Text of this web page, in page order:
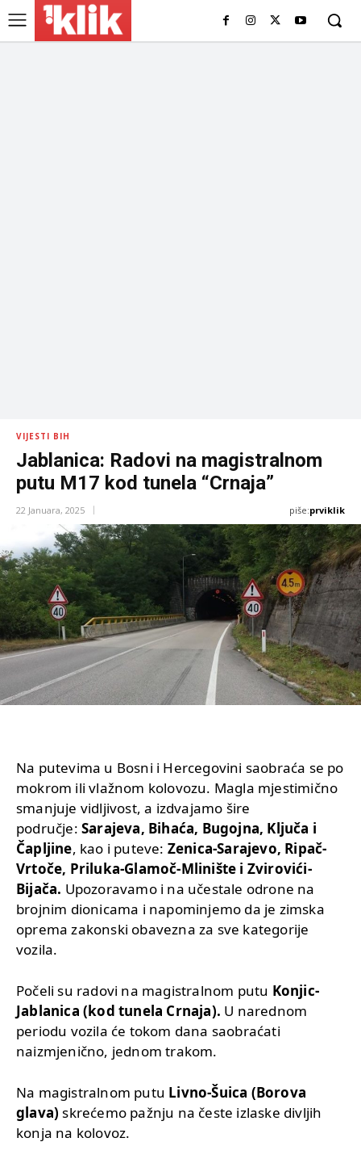
VIJESTI BIH
Jablanica: Radovi na magistralnom
putu M17 kod tunela “Crnaja”
22 Januara, 2025 piše:prviklik
Na putevima u Bosni i Hercegovini saobraća se po
mokrom ili vlažnom kolovozu. Magla mjestimično
smanjuje vidljivost, a izdvajamo šire
područje: Sarajeva, Bihaća, Bugojna, Ključa i
Čapljine, kao i puteve: Zenica-Sarajevo, Ripač-
Vrtoče, Priluka-Glamoč-Mlinište i Zvirovići-
Bijača. Upozoravamo i na učestale odrone na
brojnim dionicama i napominjemo da je zimska
oprema zakonski obavezna za sve kategorije
vozila.
Počeli su radovi na magistralnom putu Konjic-
Jablanica (kod tunela Crnaja). U narednom
periodu vozila će tokom dana saobraćati
naizmjenično, jednom trakom.
Na magistralnom putu Livno-Šuica (Borova
glava) skrećemo pažnju na česte izlaske divljih
konja na kolovoz.